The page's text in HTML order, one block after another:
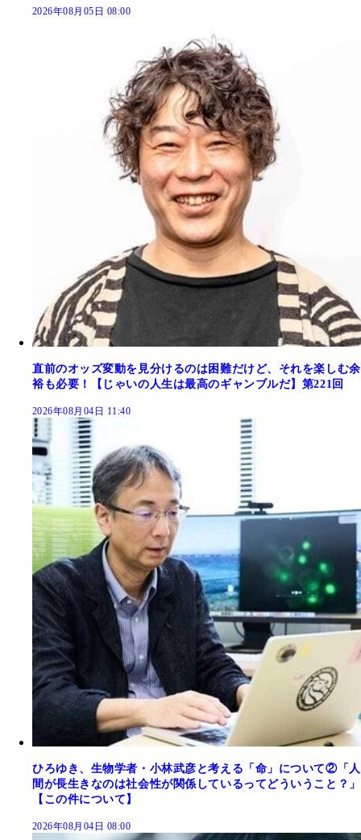
2026年08月05日 08:00
直前のオッズ変動を見分けるのは困難だけど、それを楽しむ余
裕も必要！【じゃいの人生は最高のギャンブルだ】第221回
2026年08月04日 11:40
ひろゆき、生物学者・小林武彦と考える「命」について②「人
間が長生きなのは社会性が関係しているってどういうこと？」
【この件について】
2026年08月04日 08:00